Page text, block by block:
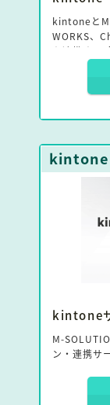
kintoneと
WORKS、
を連携す
例集です。
kintoneの
た。
kintone
kintone
M-
ン・連携サ